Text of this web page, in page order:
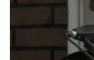
SPREMITE SE